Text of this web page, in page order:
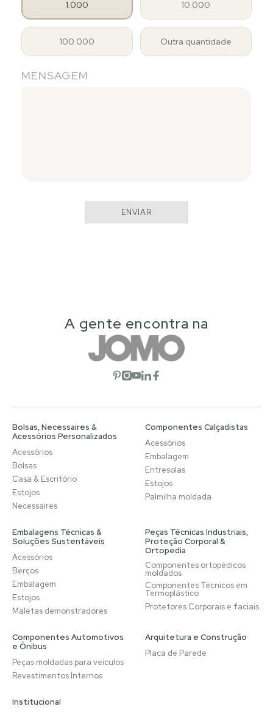
1.000 10.000
100.000 Outra quantidade
MENSAGEM
ENVIAR
A gente encontra na
Abrir rede social
Abrir rede social
Abrir rede social
Abrir rede social
Abrir rede social
Bolsas, Necessaires &
Acessórios Personalizados
Acessórios
Bolsas
Casa & Escritório
Estojos
Necessaires
Componentes Calçadistas
Acessórios
Embalagem
Entresolas
Estojos
Palmilha moldada
Embalagens Técnicas &
Soluções Sustentáveis
Acessórios
Berços
Embalagem
Estojos
Maletas demonstradores
Peças Técnicas Industriais,
Proteção Corporal &
Ortopedia
Componentes ortopédicos
moldados
Componentes Técnicos em
Termoplástico
Protetores Corporais e faciais
Componentes Automotivos
e Ônibus
Peças moldadas para veículos
Revestimentos Internos
Arquitetura e Construção
Placa de Parede
Institucional